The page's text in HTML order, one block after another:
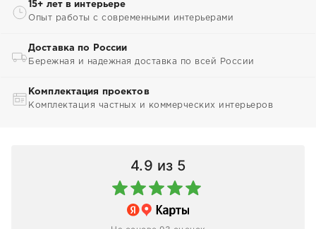
15+ лет в интерьере
Опыт работы с современными интерьерами
Доставка по России
Бережная и надежная доставка по всей России
Комплектация проектов
Комплектация частных и коммерческих интерьеров
4.9 из 5